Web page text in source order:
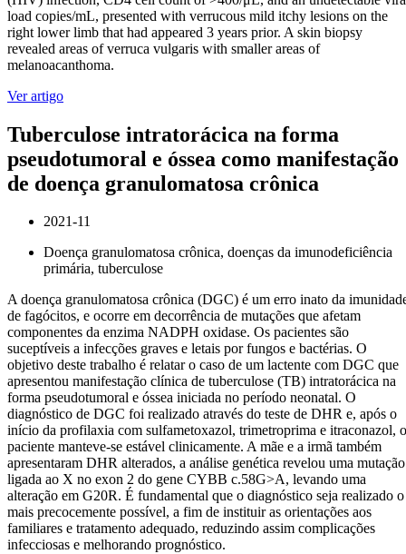
load copies/mL, presented with verrucous mild itchy lesions on the
right lower limb that had appeared 3 years prior. A skin biopsy
revealed areas of verruca vulgaris with smaller areas of
melanoacanthoma.
Ver artigo
Tuberculose intratorácica na forma
pseudotumoral e óssea como manifestação
de doença granulomatosa crônica
2021-11
Doença granulomatosa crônica, doenças da imunodeficiência
primária, tuberculose
A doença granulomatosa crônica (DGC) é um erro inato da
de fagócitos, e ocorre em decorrência de mutações que afetam
componentes da enzima NADPH oxidase. Os pacientes são
suceptíveis a infecções graves e letais por fungos e bactérias. O
objetivo deste trabalho é relatar o caso de um lactente com DGC que
apresentou manifestação clínica de tuberculose (TB) intratorácica na
forma pseudotumoral e óssea iniciada no período neonatal. O
diagnóstico de DGC foi realizado através do teste de DHR e, após o
início da profilaxia com sulfametoxazol, trimetroprima e itraconazol, o
paciente manteve-se estável clinicamente. A mãe e a irmã também
apresentaram DHR alterados, a análise genética revelou uma mutação
ligada ao X no exon 2 do gene CYBB c.58G>A, levando uma
alteração em G20R. É fundamental que o diagnóstico seja realizado o
mais precocemente possível, a fim de instituir as orientações aos
familiares e tratamento adequado, reduzindo assim complicações
infecciosas e melhorando prognóstico.